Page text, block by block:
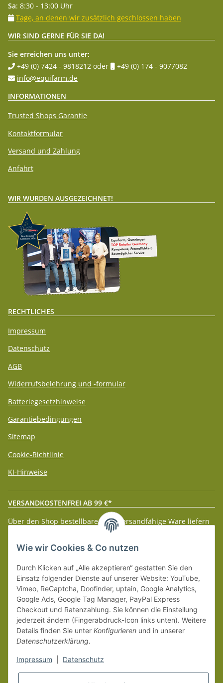
Sa: 8:30 - 13:00 Uhr
Tage, an denen wir zusätzlich geschlossen haben
WIR SIND GERNE FÜR SIE DA!
Sie erreichen uns unter:
+49 (0) 7424 - 9818212 oder
+49 (0) 174 - 9077082
info@equifarm.de
INFORMATIONEN
Trusted Shops Garantie
Kontaktformular
Versand und Zahlung
Anfahrt
WIR WURDEN AUSGEZEICHNET!
RECHTLICHES
Impressum
Datenschutz
AGB
Widerrufsbelehrung und -formular
Batteriegesetzhinweise
Garantiebedingungen
Sitemap
Cookie-Richtlinie
KI-Hinweise
VERSANDKOSTENFREI AB 99 €*
Über den Shop bestellbare paketversandfähige Ware liefern
wir innerhalb Deutschland (Festland) ab 99 € * Warenwert
versandkostenfrei.
Weitere Versanddetails entnehmen Sie bitte unserenLiefer-
und Zahlungsbedingungen.
Wie wir Cookies & Co nutzen
Durch Klicken auf „Alle akzeptieren“ gestatten Sie den
Einsatz folgender Dienste auf unserer Website: YouTube,
Vimeo, ReCaptcha, Doofinder, uptain, Google Analytics,
Google Ads, Google Tag Manager, PayPal Express
Checkout und Ratenzahlung. Sie können die Einstellung
jederzeit ändern (Fingerabdruck-Icon links unten). Weitere
Details finden Sie unter Konfigurieren und in unserer
Datenschutzerklärung.
Impressum Datenschutz